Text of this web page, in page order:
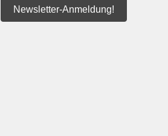
Newsletter-Anmeldung!